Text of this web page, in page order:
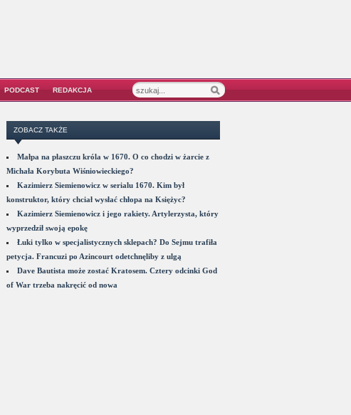
PODCAST REDAKCJA
ZOBACZ TAKŻE
Małpa na płaszczu króla w 1670. O co chodzi w żarcie z
Michała Korybuta Wiśniowieckiego?
Kazimierz Siemienowicz w serialu 1670. Kim był
konstruktor, który chciał wysłać chłopa na Księżyc?
Kazimierz Siemienowicz i jego rakiety. Artylerzysta, który
wyprzedził swoją epokę
Łuki tylko w specjalistycznych sklepach? Do Sejmu trafiła
petycja. Francuzi po Azincourt odetchnęliby z ulgą
Dave Bautista może zostać Kratosem. Cztery odcinki God
of War trzeba nakręcić od nowa